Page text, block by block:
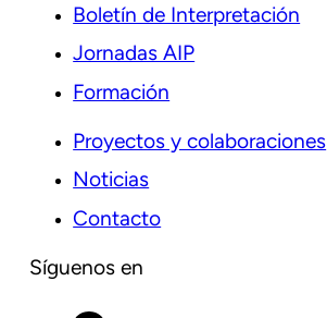
Boletín de Interpretación
Jornadas AIP
Formación
Proyectos y colaboraciones
Noticias
Contacto
Síguenos en